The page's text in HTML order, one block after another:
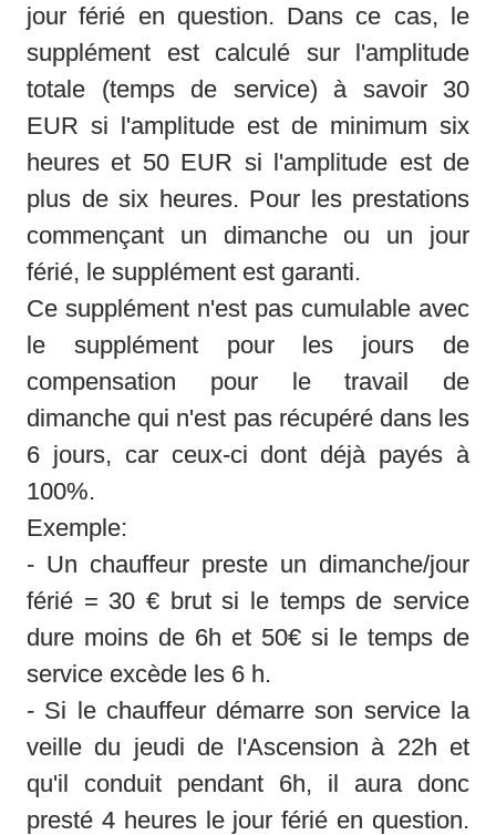
jour férié en question. Dans ce cas, le
supplément est calculé sur l'amplitude
totale (temps de service) à savoir 30
EUR si l'amplitude est de minimum six
heures et 50 EUR si l'amplitude est de
plus de six heures. Pour les prestations
commençant un dimanche ou un jour
férié, le supplément est garanti.
Ce supplément n'est pas cumulable avec
le supplément pour les jours de
compensation pour le travail de
dimanche qui n'est pas récupéré dans les
6 jours, car ceux-ci dont déjà payés à
100%.
Exemple:
- Un chauffeur preste un dimanche/jour
férié = 30 € brut si le temps de service
dure moins de 6h et 50€ si le temps de
service excède les 6 h.
- Si le chauffeur démarre son service la
veille du jeudi de l'Ascension à 22h et
qu'il conduit pendant 6h, il aura donc
presté 4 heures le jour férié en question.